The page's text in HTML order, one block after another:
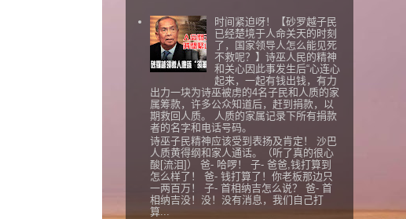
时间紧迫呀！【砂罗越子民
已经楚境于人命关天的时刻
了，国家领导人怎么能见死
不救呢？】诗巫人民的精神
和关心因此事发生后“心连心
起来，一起有钱出钱，有力
出力一块为诗巫被虏的4名子民和人质的家
属筹款，许多公众知道后，赶到捐款，以
期救回人质。 人质的家属记录下所有捐款
者的名字和电话号码。
诗巫子民精神应该受到表扬及肯定！ 沙巴
人质黄得纲和家人通话。（听了真的很心
酸[流泪]） 爸- 哈啰！ 子- 爸爸,钱打算到
怎么样了！ 爸- 钱打算了！你老板那边只
一两百万！ 子- 首相纳吉怎么说？ 爸- 首
相纳吉没！没！没有消息，我们自己打
算...